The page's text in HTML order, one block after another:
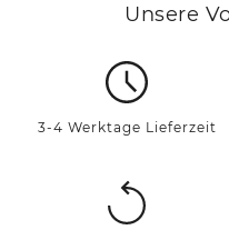
Unsere
3-4 Werktage Lieferzeit